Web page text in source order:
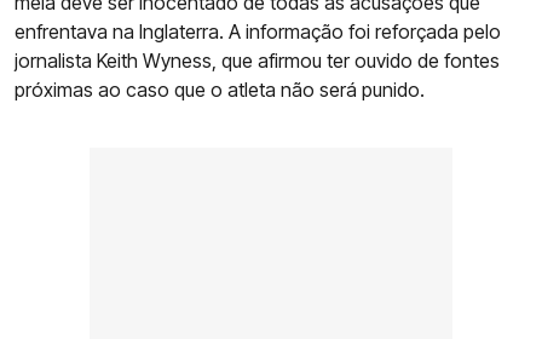
enfrentava na Inglaterra. A informação foi reforçada pelo
jornalista Keith Wyness, que afirmou ter ouvido de fontes
próximas ao caso que o atleta não será punido.